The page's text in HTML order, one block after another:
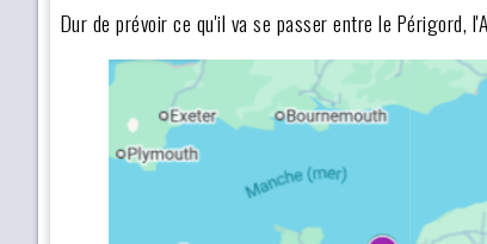
Dur de prévoir ce qu'il va se passer entre le Périgord,